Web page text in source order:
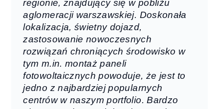
regionie, znajdujący się w pobliżu
aglomeracji warszawskiej. Doskonała
lokalizacja, świetny dojazd,
zastosowanie nowoczesnych
rozwiązań chroniących środowisko w
tym m.in. montaż paneli
fotowoltaicznych powoduje, że jest to
jedno z najbardziej popularnych
centrów w naszym portfolio. Bardzo